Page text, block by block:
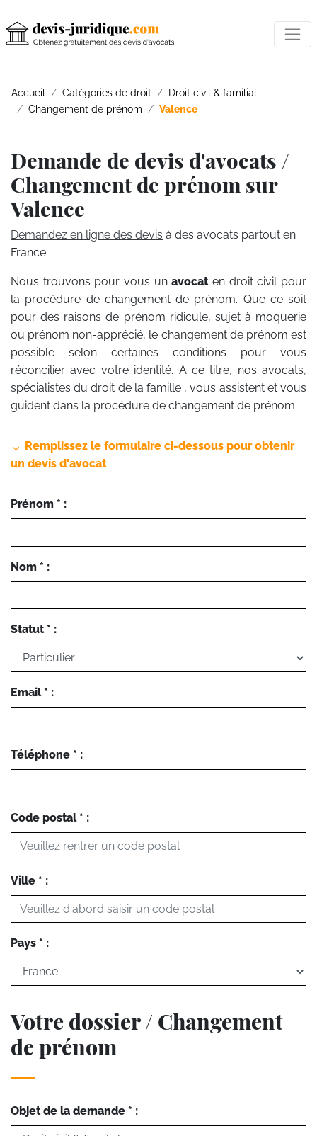
Accueil Catégories de droit
Droit civil & familial
Changement de prénom
Valence
Demande de devis d'avocats /
Changement de prénom sur
Valence
Demandez en ligne des devis à des avocats partout en
France.
Nous trouvons pour vous unavocaten droit civil pour
la procédure de changement de prénom. Que ce soit
pour des raisons de prénom ridicule, sujet à moquerie
ou prénom non-apprécié, le changement de prénom est
possible selon certaines conditions pour vous
réconcilier avec votre identité. A ce titre, nos avocats,
spécialistes du droit de la famille , vous assistent et vous
guident dans la procédure de changement de prénom.
Remplissez le formulaire ci-dessous pour obtenir
un devis d'avocat
Prénom * :
Nom * :
Statut * :
Email * :
Téléphone * :
Code postal * :
Ville * :
Pays * :
Votre dossier / Changement
de prénom
Objet de la demande * :